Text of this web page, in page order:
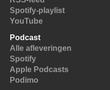
Spotify-playlist
YouTube
Podcast
Alle afleveringen
Spotify
Apple Podcasts
Podimo